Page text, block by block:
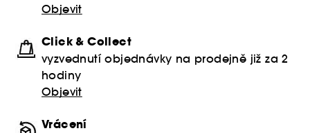
Objevit
Click & Collect
vyzvednutí objednávky na prodejně již za 2
hodiny
Objevit
Vrácení